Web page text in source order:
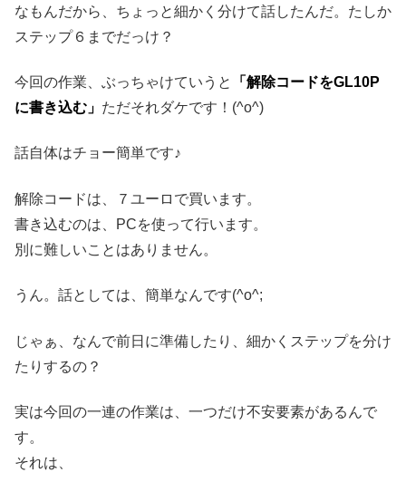
なもんだから、ちょっと細かく分けて話したんだ。たしか
ステップ６までだっけ？
今回の作業、ぶっちゃけていうと
「解除コードをGL10P
に書き込む」 ただそれダケです！(^o^)
話自体はチョー簡単です♪
解除コードは、７ユーロで買います。
書き込むのは、PCを使って行います。
別に難しいことはありません。
うん。話としては、簡単なんです(^o^;
じゃぁ、なんで前日に準備したり、細かくステップを分け
たりするの？
実は今回の一連の作業は、一つだけ不安要素があるんで
す。
それは、